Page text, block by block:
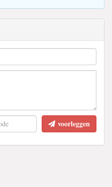
voorleggen